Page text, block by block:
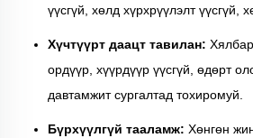
үүсгүй, хөлд хүрхрүүлэлт үүсгүй,
Хүчтүүрт даацт тавилан:
ордүүр, хүүрдүүр үүсгүй, өдөрт
давтамжит сургалтад тохиромуй.
Бүрхүүлгүй тааламж: Хөнгөн